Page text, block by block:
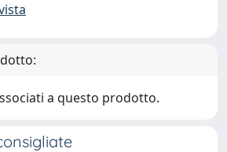
a questo prodotto.